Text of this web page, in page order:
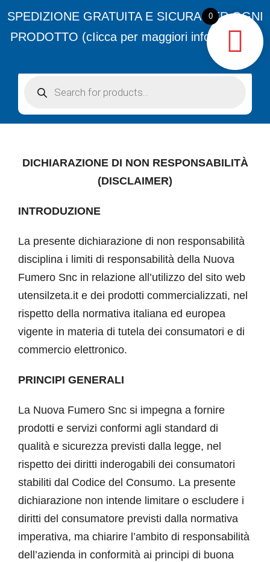
SPEDIZIONE GRATUITA E SICURA PER OGNI
PRODOTTO (cIicca per maggiori informazioni)
content
Apr 30:ATTENZIONE: TRUFFA PISTOLE LASER
 
MENU
Home
Utensili
Servizi
Account
Carrello
search
DICHIARAZIONE DI NON RESPONSABILITÀ
(DISCLAIMER)
INTRODUZIONE
La presente dichiarazione di non responsabilità
disciplina i limiti di responsabilità della Nuova
Fumero Snc in relazione all’utilizzo del sito web
utensilzeta.it e dei prodotti commercializzati, nel
rispetto della normativa italiana ed europea
vigente in materia di tutela dei consumatori e di
commercio elettronico.
PRINCIPI GENERALI
La Nuova Fumero Snc si impegna a fornire
prodotti e servizi conformi agli standard di
qualità e sicurezza previsti dalla legge, nel
rispetto dei diritti inderogabili dei consumatori
stabiliti dal Codice del Consumo. La presente
dichiarazione non intende limitare o escludere i
diritti del consumatore previsti dalla normativa
imperativa, ma chiarire l’ambito di responsabilità
dell’azienda in conformità ai principi di buona
0